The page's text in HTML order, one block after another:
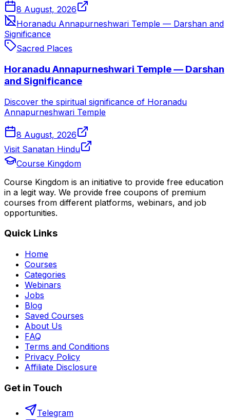
8 August, 2026
Horanadu Annapurneshwari Temple — Darshan and
Significance
Sacred Places
Horanadu Annapurneshwari Temple — Darshan
and Significance
Discover the spiritual significance of Horanadu
Annapurneshwari Temple
8 August, 2026
Visit Sanatan Hindu
Course Kingdom
Course Kingdom is an initiative to provide free education
in a legit way. We provide free coupons of premium
courses from different platforms, webinars, and job
opportunities.
Quick Links
Home
Courses
Categories
Webinars
Jobs
Blog
Saved Courses
About Us
FAQ
Terms and Conditions
Privacy Policy
Affiliate Disclosure
Get in Touch
Telegram